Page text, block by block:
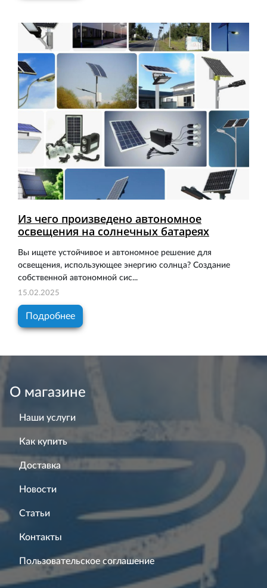
Из чего произведено автономное
освещения на солнечных батареях
Вы ищете устойчивое и автономное решение для
освещения, использующее энергию солнца? Создание
собственной автономной сис...
15.02.2025
Подробнее
О магазине
Наши услуги
Как купить
Доставка
Новости
Статьи
Контакты
Пользовательское соглашение